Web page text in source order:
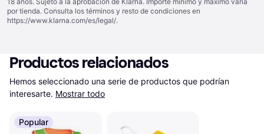
por tienda. Consulta los términos y resto de condiciones en
https://www.klarna.com/es/legal/.
Productos relacionados
Hemos seleccionado una serie de productos que podrían
interesarte. Mostrar todo
Popular